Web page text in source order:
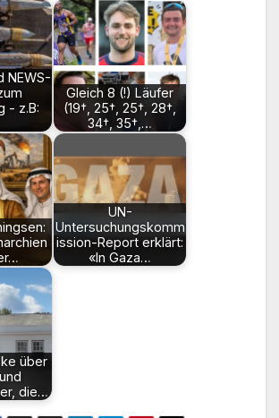
NEWS-
- z.B:
Gleich 8 (!) Läufer
(19†, 25†, 25†, 28†,
34†, 35†,…
UN-
Untersuchungskomm
ission-Report erklärt:
«In Gaza…
über
die…